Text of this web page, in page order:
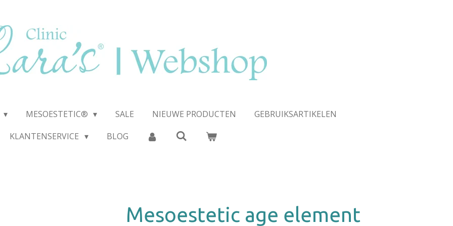
MESOESTETIC® SALE NIEUWE PRODUCTEN
GEBRUIKSARTIKELEN
KLANTENSERVICE
BLOG
Mesoestetic age element